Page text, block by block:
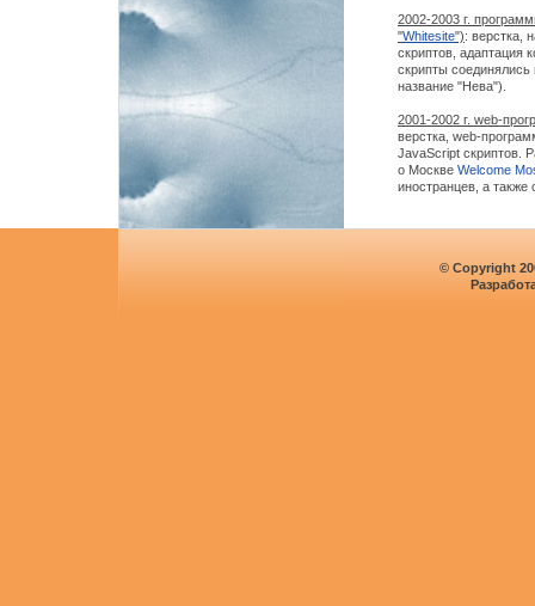
2002-2003 г.
"Whitesite"): верстка,
скриптов, адаптация
скрипты
название "Нева").
2001-2002 г. web-
верстка, web-
JavaScript скриптов.
о Москве Welcome
иностранцев, а также
© Copyright